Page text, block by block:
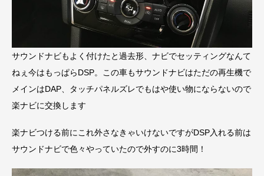
サウンドナビもよく付けたと過去形、ナビでセッティングなんて
ねぇ今はもっぱらDSP。この車もサウンドナビはただの再生機で
メインはDAP、タッチパネルズレでもはや使い物にならないので
楽ナビに交換します
楽ナビつける前にこれ外さなきゃいけないですがDSP入れる前は
サウンドナビで色々やっていたので外すのに3時間！